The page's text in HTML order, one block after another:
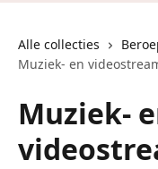
Alle collecties
Muziek- en
Muziek-